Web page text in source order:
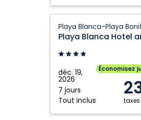
déc. 19,
2026
7 jours
Tout inclus
Économisez
Blanca
Hotel
and
Resort
All
Inclusive
Panama:
Playa